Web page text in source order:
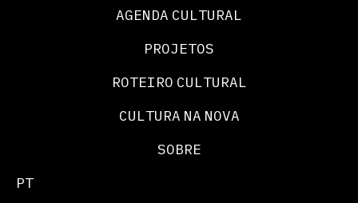
AGENDA CULTURAL
PROJETOS
ROTEIRO CULTURAL
CULTURA NA NOVA
SOBRE
PT